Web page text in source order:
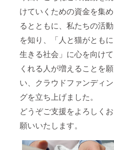
けていくための資金を集め
るとともに、私たちの活動
を知り、「人と猫がともに
生きる社会」に心を向けて
くれる人が増えることを願
い、クラウドファンディン
グを立ち上げました。
どうぞご支援をよろしくお
願いいたします。